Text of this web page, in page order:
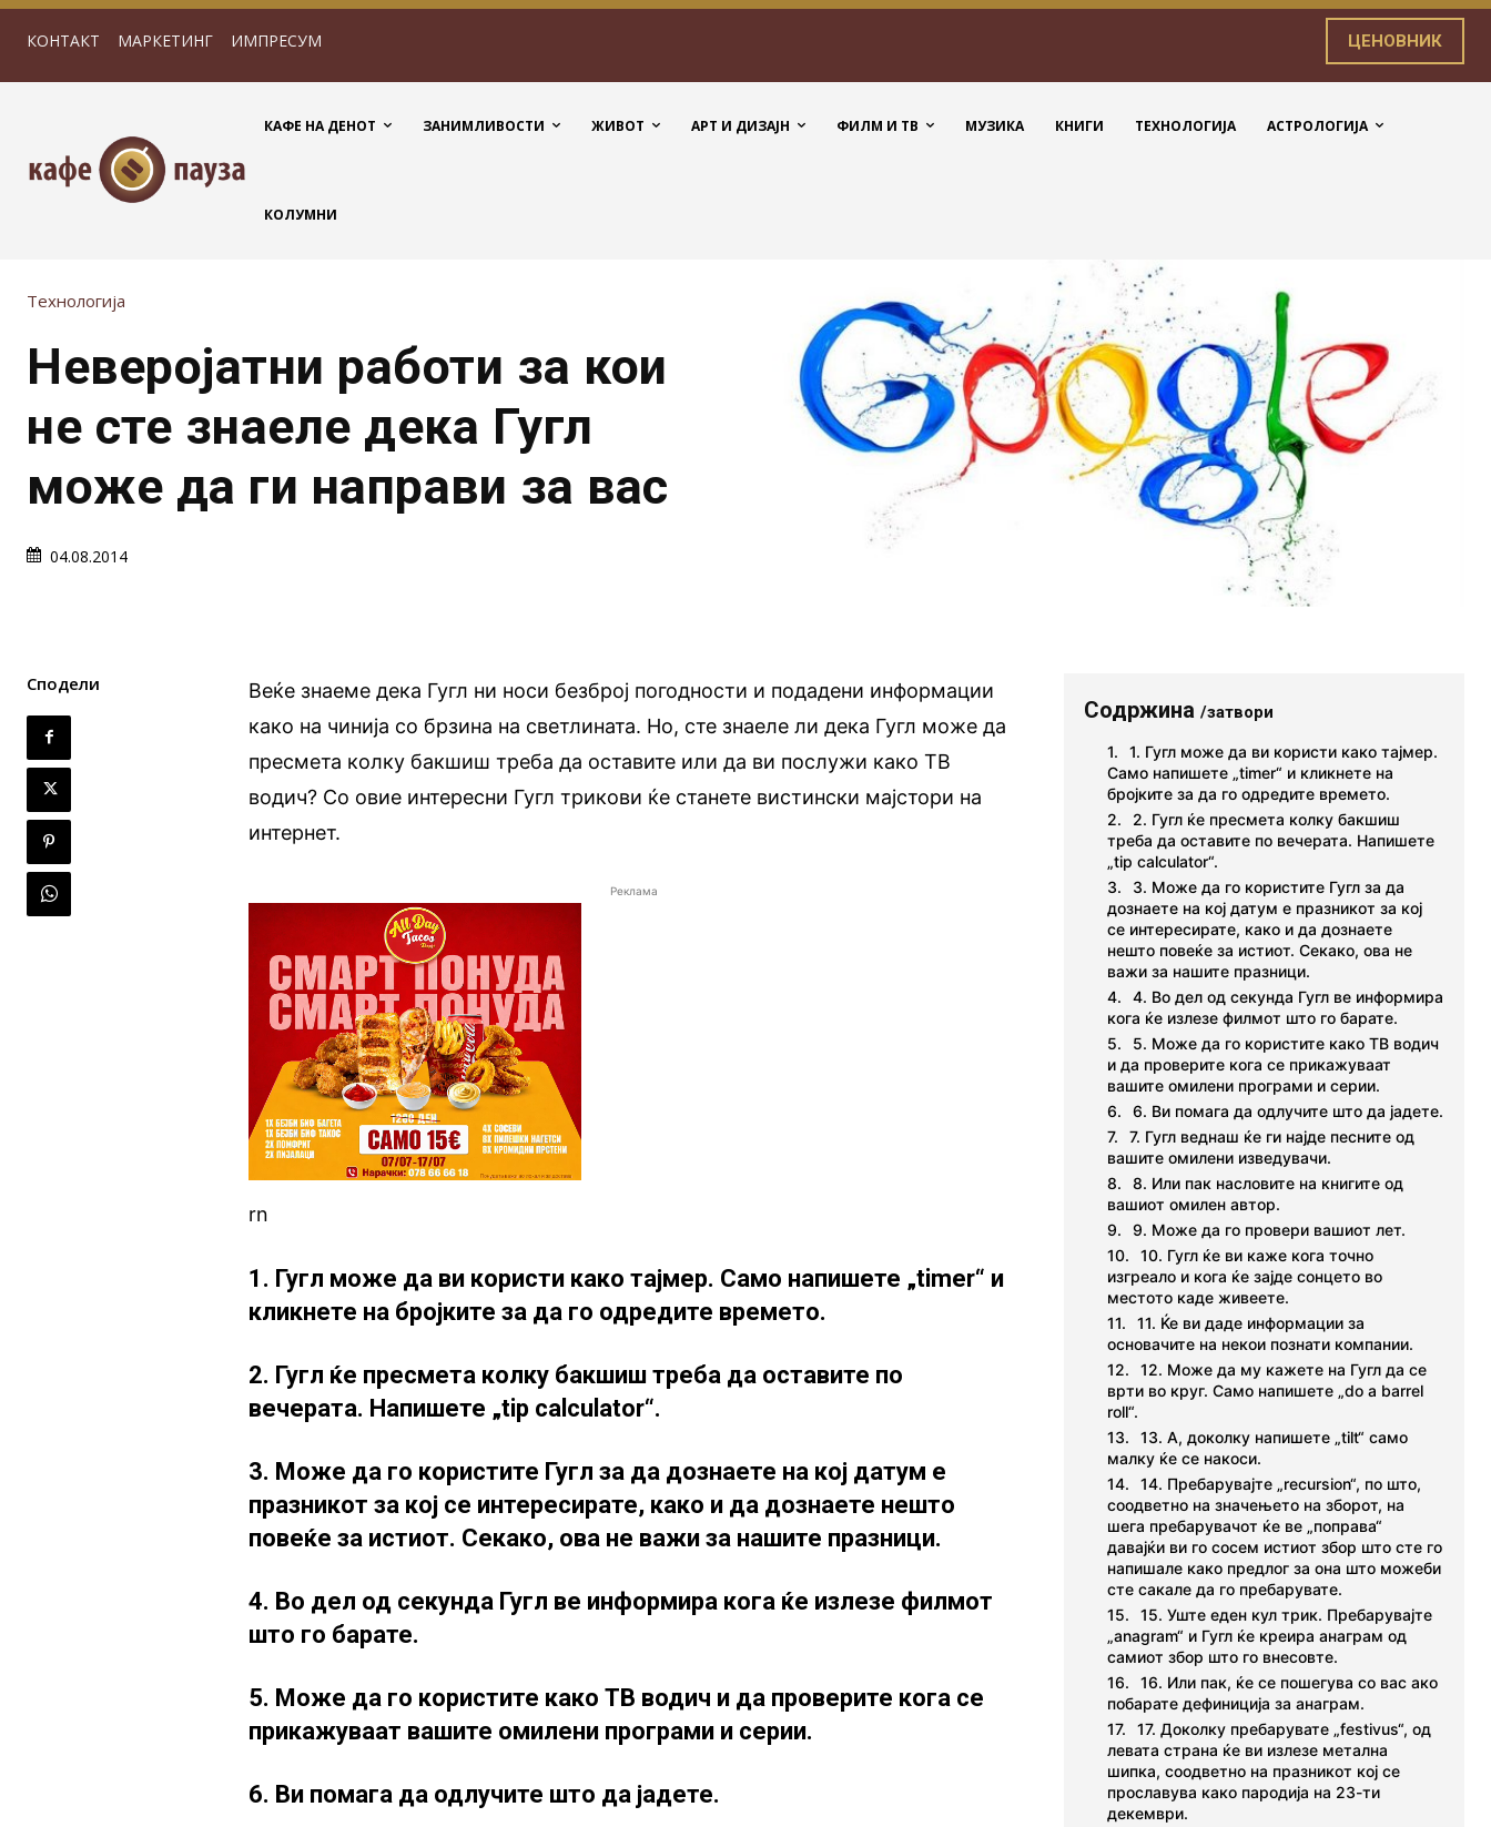
КОНТАКТ МАРКЕТИНГ ИМПРЕСУМ ЦЕНОВНИК
КАФЕ НА ДЕНОТ ЗАНИМЛИВОСТИ ЖИВОТ АРТ И ДИЗАЈН ФИЛМ И ТВ МУЗИКА КНИГИ ТЕХНОЛОГИЈА АСТРОЛОГИЈА
КОЛУМНИ
Технологија
Неверојатни работи за кои
не сте знаеле дека Гугл
може да ги направи за вас
04.08.2014
Сподели
Веќе знаеме дека Гугл ни носи безброј погодности и подадени информации
како на чинија со брзина на светлината. Но, сте знаеле ли дека Гугл може да
пресмета колку бакшиш треба да оставите или да ви послужи како ТВ
водич? Со овие интересни Гугл трикови ќе станете вистински мајстори на
интернет.
Реклама
rn
1. Гугл може да ви користи како тајмер. Само напишете „timer“ и
кликнете на бројките за да го одредите времето.
2. Гугл ќе пресмета колку бакшиш треба да оставите по
вечерата. Напишете „tip calculator“.
3. Може да го користите Гугл за да дознаете на кој датум е
празникот за кој се интересирате, како и да дознаете нешто
повеќе за истиот. Секако, ова не важи за нашите празници.
4. Во дел од секунда Гугл ве информира кога ќе излезе филмот
што го барате.
5. Може да го користите како ТВ водич и да проверите кога се
прикажуваат вашите омилени програми и серии.
6. Ви помага да одлучите што да јадете.
Содржина/затвори
1. Гугл може да ви користи како тајмер.
Само напишете „timer“ и кликнете на
бројките за да го одредите времето.
2. Гугл ќе пресмета колку бакшиш
треба да оставите по вечерата. Напишете
„tip calculator“.
3. Може да го користите Гугл за да
дознаете на кој датум е празникот за кој
се интересирате, како и да дознаете
нешто повеќе за истиот. Секако, ова не
важи за нашите празници.
4. Во дел од секунда Гугл ве информира
кога ќе излезе филмот што го барате.
5. Може да го користите како ТВ водич
и да проверите кога се прикажуваат
вашите омилени програми и серии.
6. Ви помага да одлучите што да јадете.
7. Гугл веднаш ќе ги најде песните од
вашите омилени изведувачи.
8. Или пак насловите на книгите од
вашиот омилен автор.
9. Може да го провери вашиот лет.
10. Гугл ќе ви каже кога точно
изгреало и кога ќе зајде сонцето во
местото каде живеете.
11. Ќе ви даде информации за
основачите на некои познати компании.
12. Може да му кажете на Гугл да се
врти во круг. Само напишете „do a barrel
roll“.
13. А, доколку напишете „tilt“ само
малку ќе се накоси.
14. Пребарувајте „recursion“, по што,
соодветно на значењето на зборот, на
шега пребарувачот ќе ве „поправа“
давајќи ви го сосем истиот збор што сте го
напишале како предлог за она што можеби
сте сакале да го пребарувате.
15. Уште еден кул трик. Пребарувајте
„anagram“ и Гугл ќе креира анаграм од
самиот збор што го внесовте.
16. Или пак, ќе се пошегува со вас ако
побарате дефиниција за анаграм.
17. Доколку пребарувате „festivus“, од
левата страна ќе ви излезе метална
шипка, соодветно на празникот кој се
прославува како пародија на 23-ти
декември.